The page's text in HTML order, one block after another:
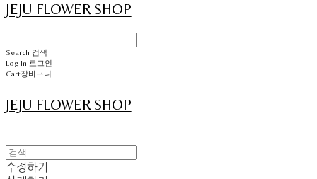
JEJU FLOWER SHOP
Search 검색
Log In 로그인
Cart장바구니
JEJU FLOWER SHOP
수정하기